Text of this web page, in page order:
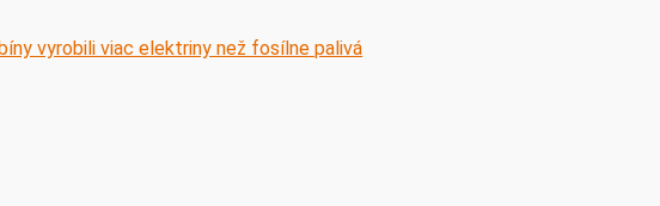
vyrobili viac elektriny než fosílne palivá